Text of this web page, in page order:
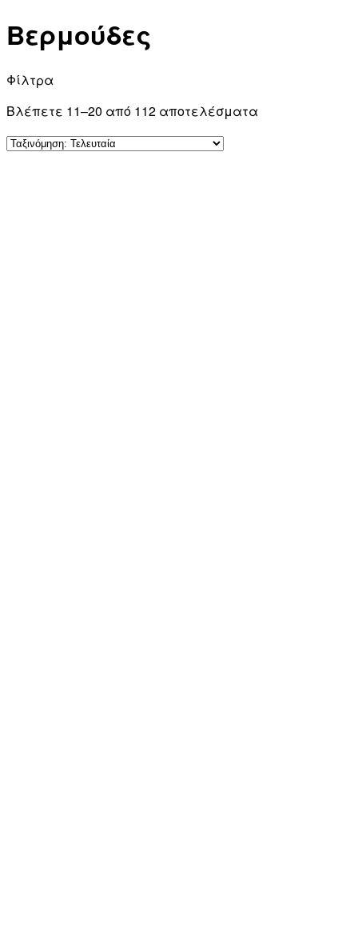
Βερμούδες
Φίλτρα
Βλέπετε 11–20 από 112 αποτελέσματα